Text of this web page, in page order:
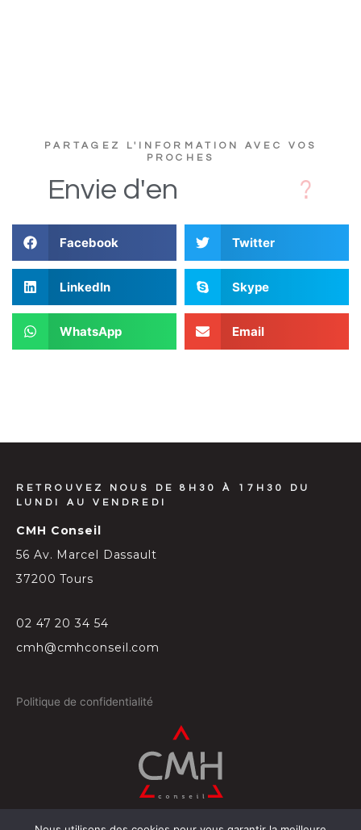
PARTAGEZ L'INFORMATION AVEC VOS
PROCHES
Envie d'en
Facebook Twitter
LinkedIn Skype
WhatsApp Email
RETROUVEZ NOUS DE 8H30 À 17H30 DU
LUNDI AU VENDREDI
CMH Conseil
56 Av. Marcel Dassault
37200 Tours
02 47 20 34 54
cmh@cmhconseil.com
Politique de confidentialité